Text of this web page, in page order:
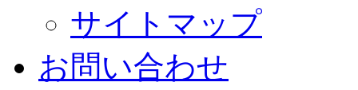
サイトマップ
お問い合わせ